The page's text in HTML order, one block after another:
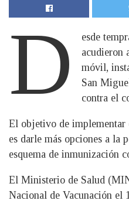
D
esde
acudieron
móvil,
San
contra el
El objetivo de implementar
es darle más opciones a la
esquema de inmunización
El Ministerio de Salud
Nacional de Vacunación el